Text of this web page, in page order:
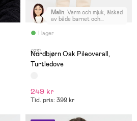
I lager
Malin: Varm och mjuk, älskad
av både barnet och
övervik över både händer
(23)
Nordbjørn Oak Pileoverall,
Turtledove
249 kr
Tid. pris: 399 kr